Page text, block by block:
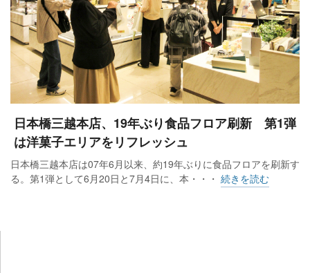
日本橋三越本店、19年ぶり食品フロア刷新 第1弾
は洋菓子エリアをリフレッシュ
日本橋三越本店は07年6月以来、約19年ぶりに食品フロアを刷新す
る。第1弾として6月20日と7月4日に、本・・・ 続きを読む